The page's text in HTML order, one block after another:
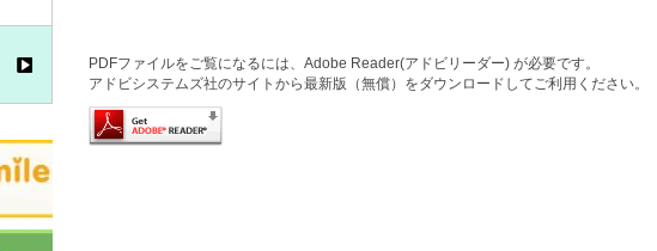
PDFファイルをご覧になるには、Adobe Reader(アドビリーダー) が必要です。
アドビシステムズ社のサイトから最新版（無償）をダウンロードしてご利用ください。